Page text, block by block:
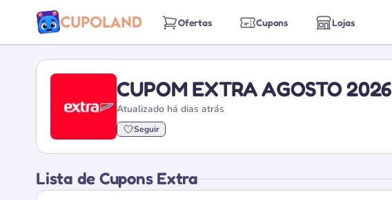
Ofertas Cupons Lojas
CUPOM EXTRA AGOSTO 2026
Atualizado há dias atrás
Seguir
Lista de Cupons Extra